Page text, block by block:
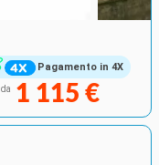
Pagamento in 4X
da 1 115 €